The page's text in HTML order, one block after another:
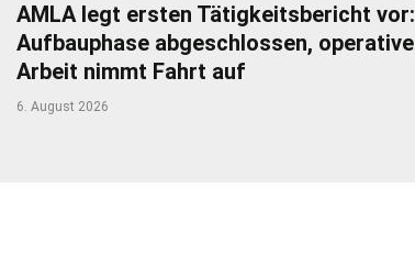
AMLA legt ersten Tätigkeitsbericht vor:
Aufbauphase abgeschlossen, operative
Arbeit nimmt Fahrt auf
6. August 2026